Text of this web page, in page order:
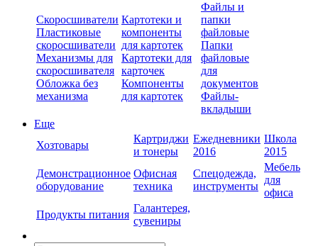
Скоросшиватели
Пластиковые
скоросшиватели
Механизмы для
скоросшивателя
Обложка без
механизма
Картотеки и
компоненты
для картотек
Картотеки для
карточек
Компоненты
для картотек
Файлы и
папки
файловые
Папки
файловые
для
документов
Файлы-
вкладыши
Еще
Хозтовары
Картриджи
и тонеры
Ежедневники
2016
Школа
2015
Демонстрационное
оборудование
Офисная
техника
Спецодежда,
инструменты
Мебель
для
офиса
Продукты питания
Галантерея,
сувениры